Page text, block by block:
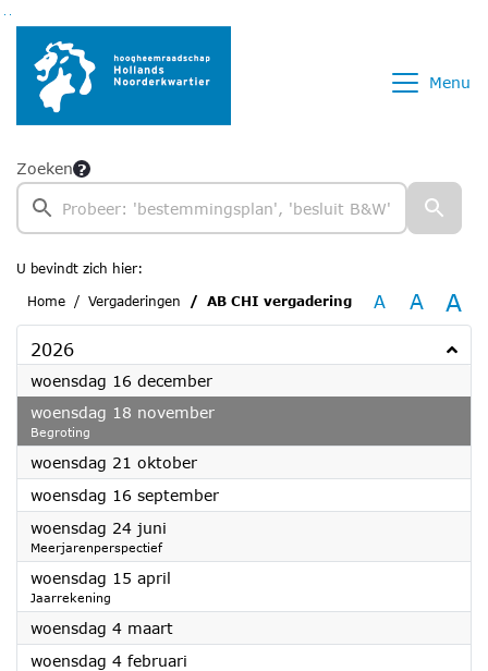
Ga naar de inhoud van deze pagina
Ga naar het zoeken
Ga naar het menu
Menu
Zoeken
U bevindt zich hier:
Home
Vergaderingen AB CHI vergadering A A A
2026
woensdag 16 december2026
woensdag 18 november2026
Begroting
woensdag 21 oktober2026
woensdag 16 september2026
woensdag 24 juni
Meerjarenperspectief
woensdag 15 april
Jaarrekening
woensdag 4 maart2026
woensdag 4 februari